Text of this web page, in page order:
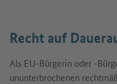
Recht auf
Als EU-Bürgerin oder -
ununterbrochenen